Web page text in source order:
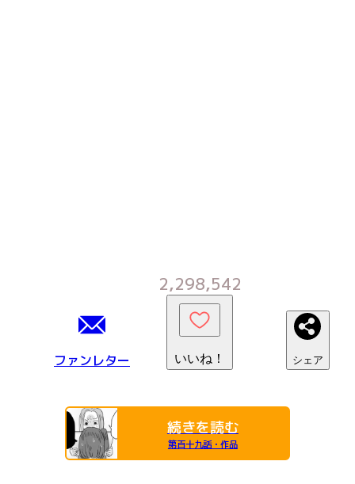
ファンレター
2,298,542
いいね！ シェア
続きを読む
第百十九話・作品